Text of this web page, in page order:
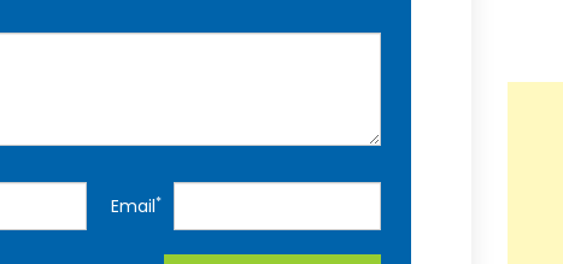
Email*